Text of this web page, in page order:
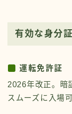
有効な身分
運転免許証
2026年改正。暗
スムーズに入場